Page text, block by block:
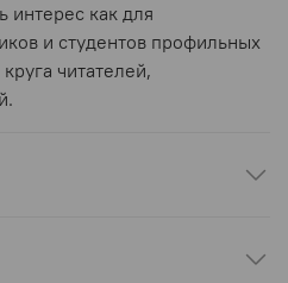
интерес как для
и студентов профильных
читателей,